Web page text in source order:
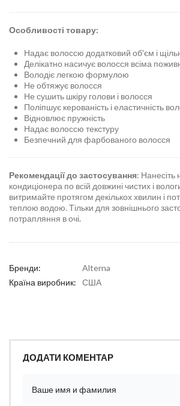
Особливості товару:
Надає волоссю додатковий об'єм і
Делікатно насичує волосся всіма
Володіє легкою формулою
Не обтяжує волосся
Не сушить шкіру голови і волосся
Поліпшує керованість і еластичність
Відновлює пружність
Надає волоссю текстуру
Безпечний для фарбованого волосся
Рекомендації до застосування: Нанесіть
кондиціонера по всій довжині чистих і
витримайте протягом декількох хвилин і
теплою водою. Тільки для зовнішнього
потрапляння в очі.
Бренди:
Alterna
Країна виробник:
США
ДОДАТИ КОМЕНТАР